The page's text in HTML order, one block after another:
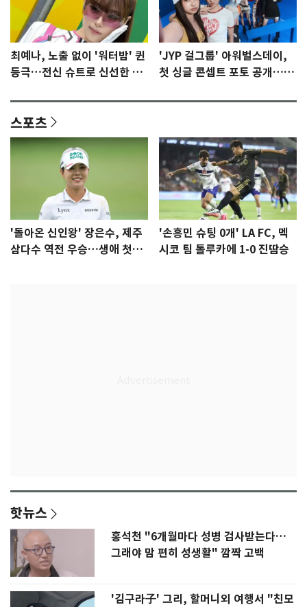
최예나, 노출 없이 '워터밤' 퀸
등극…전신 슈트로 신선한 충
'JYP 걸그룹' 아워벌스데이,
첫 싱글 콘셉트 포토 공개…청
스포츠
'돌아온 신인왕' 장은수, 제주
삼다수 역전 우승…생애 첫승
'손흥민 슈팅 0개' LA FC, 멕
시코 팀 톨루카에 1-0 진땀승
핫뉴스
홍석천 "6개월마다 성병 검사받는다…
그래야 맘 편히 성생활" 깜짝 고백
'김구라子' 그리, 할머니외 여행서 "친모